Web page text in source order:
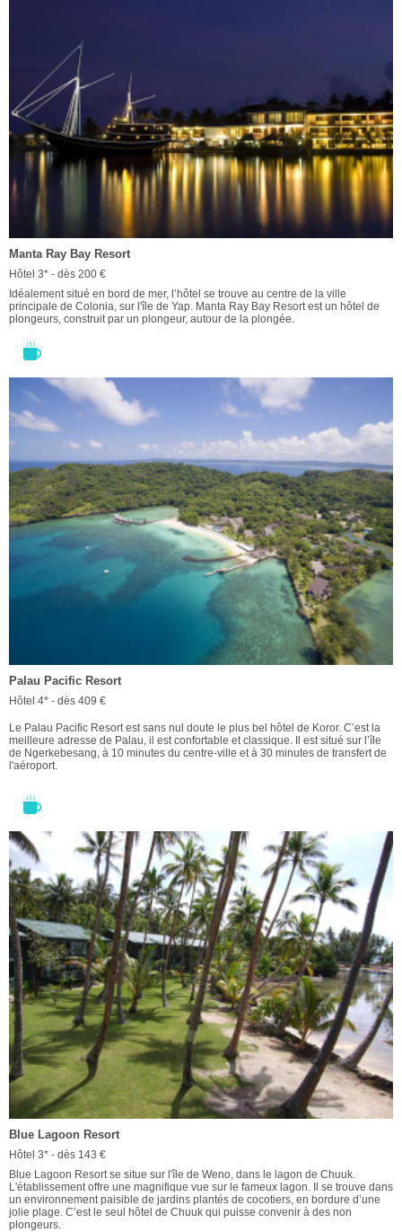
Manta Ray Bay Resort
Hôtel 3* - dès 200 €
Idéalement situé en bord de mer, l’hôtel se trouve au centre de la ville
principale de Colonia, sur l'île de Yap. Manta Ray Bay Resort est un hôtel de
plongeurs, construit par un plongeur, autour de la plongée.
Palau Pacific Resort
Hôtel 4* - dès 409 €
Le Palau Pacific Resort est sans nul doute le plus bel hôtel de Koror. C’est la
meilleure adresse de Palau, il est confortable et classique. Il est situé sur l’île
de Ngerkebesang, à 10 minutes du centre-ville et à 30 minutes de transfert de
l'aéroport.
Blue Lagoon Resort
Hôtel 3* - dès 143 €
Blue Lagoon Resort se situe sur l'île de Weno, dans le lagon de Chuuk.
L'établissement offre une magnifique vue sur le fameux lagon. Il se trouve dans
un environnement paisible de jardins plantés de cocotiers, en bordure d’une
jolie plage. C’est le seul hôtel de Chuuk qui puisse convenir à des non
plongeurs.